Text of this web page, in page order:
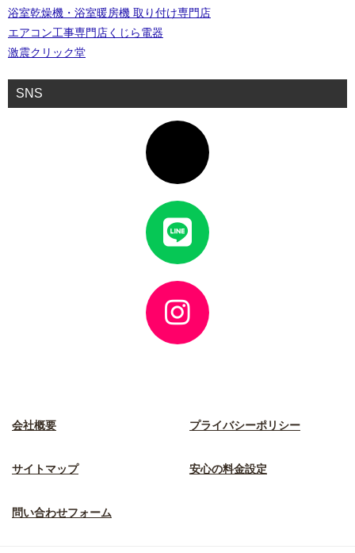
浴室乾燥機・浴室暖房機 取り付け専門店
エアコン工事専門店くじら電器
激震クリック堂
SNS
イ
コ
ン
リ
イ
コ
ン
リ
イ
コ
ン
リ
会社概要 プライバシーポリシー
サイトマップ 安心の料金設定
問い合わせフォーム